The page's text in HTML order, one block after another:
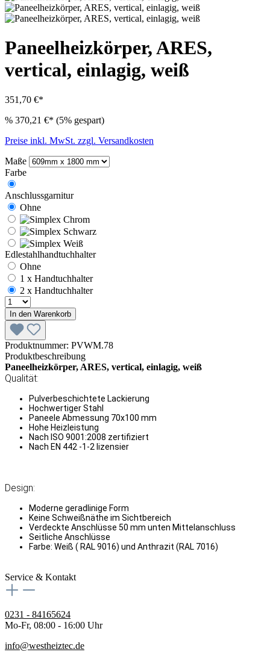
Paneelheizkörper, ARES,
vertical, einlagig, weiß
351,70 €*
% 370,21 €* (5% gespart)
Preise inkl. MwSt. zzgl. Versandkosten
Maße
Farbe
Anschlussgarnitur
Ohne
Edlestahlhandtuchhalter
Ohne
1 x Handtuchhalter
2 x Handtuchhalter
In den Warenkorb
Produktnummer: PVWM.78
Produktbeschreibung
Paneelheizkörper, ARES, vertical, einlagig, weiß
Qualität:
Pulverbeschichtete Lackierung
Hochwertiger Stahl
Paneele Abmessung 70x100 mm
Hohe Heizleistung
Nach ISO 9001:2008 zertifiziert
Nach EN 442 -1-2 lizensier
Design:
Moderne geradlinige Form
Keine Schweißnäthe im Sichtbereich
Verdeckte Anschlüsse 50 mm unten Mittelanschluss
Seitliche Anschlüsse
Farbe: Weiß ( RAL 9016) und Anthrazit (RAL 7016)
Service & Kontakt
0231 - 84165624
Mo-Fr, 08:00 - 16:00 Uhr
info@westheiztec.de